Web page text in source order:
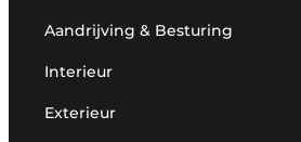
Aandrijving & Besturing
Interieur
Exterieur